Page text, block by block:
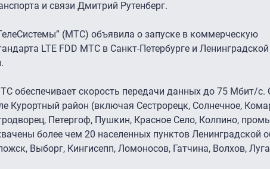
и связи Дмитрий Рутенберг.
(МТС) объявила о запуске в коммерческую
LTE FDD МТС в Санкт-Петербурге и
обеспечивает скорость передачи данных до 75 Мбит/с.
Курортный район (включая Сестрорецк, Солнечное,
Петергоф, Пушкин, Красное Село, Колпино,
более чем 20 населенных пунктов Ленинградской
Выборг, Кингисепп, Ломоносов, Гатчина, Волхов,